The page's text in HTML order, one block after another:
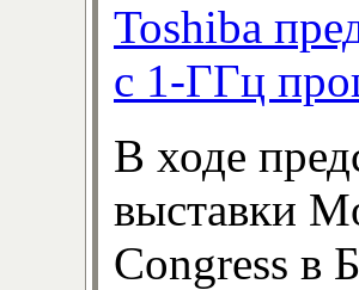
Toshiba
с 1-ГГц
В ходе
выставки
Congress в